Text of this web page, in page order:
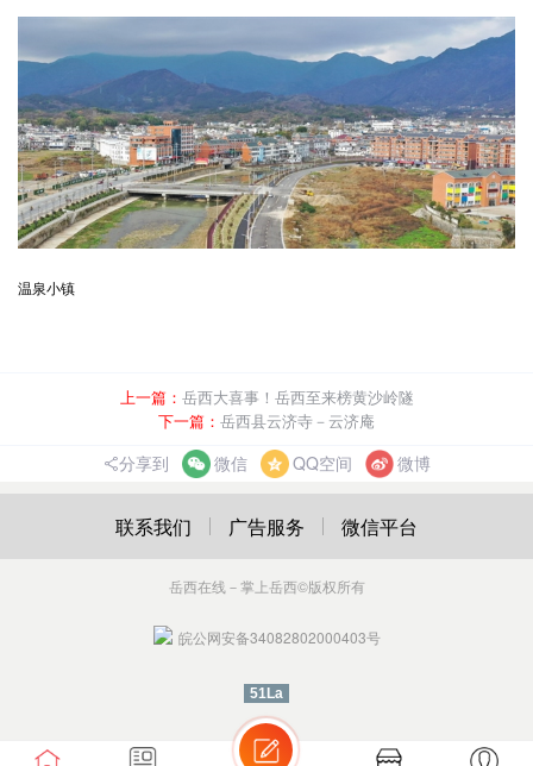
温泉小镇
上一篇： 岳西大喜事！岳西至来榜黄沙岭隧
下一篇： 岳西县云济寺－云济庵
分享到 微信 QQ空间 微博
联系我们 广告服务 微信平台
岳西在线－掌上岳西©版权所有
皖公网安备34082802000403号
51La